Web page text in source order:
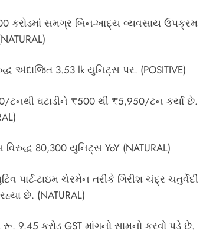
કરોડમાં સમગ્ર બિન-ખાદ્ય વ્યવસાય ઉપક્રમ
અંદાજિત 3.53 lk યુનિટ્સ પર. (POSITIVE)
ઘટાડીને ₹500 થી ₹5,950/ટન કર્યા છે.
80,300 યુનિટ્સ YoY (NATURAL)
પાર્ટ-ટાઇમ ચેરમેન તરીકે ગિરીશ ચંદ્ર ચતુર્વેદી
છે. (NATURAL)
9.45 કરોડ GST માંગનો સામનો કરવો પડે છે.